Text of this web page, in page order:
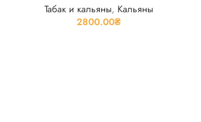
Табак и кальяны, Кальяны
2800.00₴